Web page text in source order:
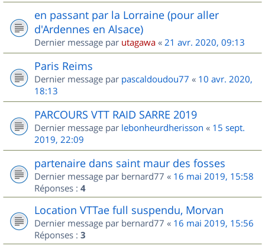
en passant par la Lorraine (pour aller
d'Ardennes en Alsace)
Dernier message par utagawa « 21 avr. 2020, 09:13
Paris Reims
Dernier message par pascaldoudou77 « 10 avr. 2020,
18:13
PARCOURS VTT RAID SARRE 2019
Dernier message par lebonheurdherisson « 15 sept.
2019, 22:09
partenaire dans saint maur des fosses
Dernier message par bernard77 « 16 mai 2019, 15:58
Réponses : 4
Location VTTae full suspendu, Morvan
Dernier message par bernard77 « 16 mai 2019, 15:56
Réponses : 3